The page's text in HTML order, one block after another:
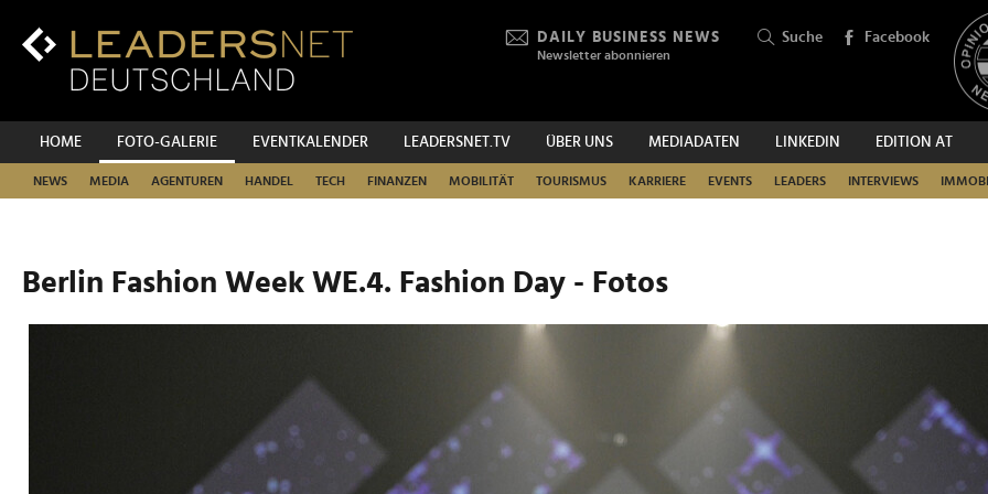
Inhalt
Hauptnavigation
DAILY BUSINESS NEWS
Newsletter abonnieren
Suche Facebook
HOME FOTO-GALERIE EVENTKALENDER LEADERSNET.TV ÜBER UNS MEDIADATEN LINKEDIN EDITION AT
NEWS MEDIA AGENTUREN HANDEL TECH FINANZEN MOBILITÄT TOURISMUS KARRIERE EVENTS LEADERS INTERVIEWS
SUCHEN
Berlin Fashion Week WE.4. Fashion Day - Fotos